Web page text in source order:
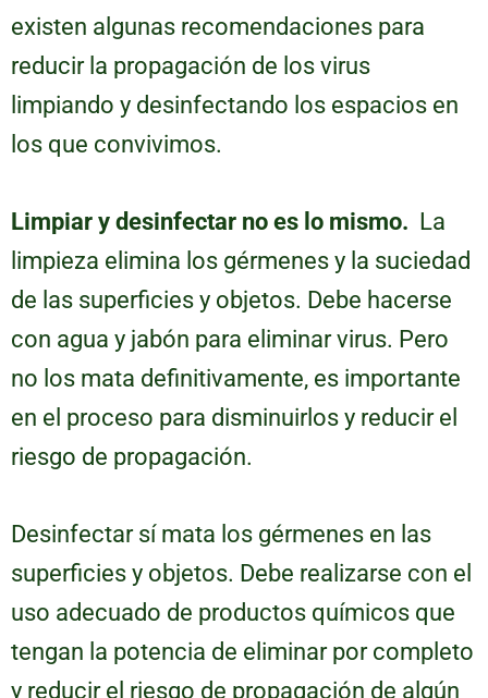
existen algunas recomendaciones para
reducir la propagación de los virus
limpiando y desinfectando los espacios en
los que convivimos.
Limpiar y desinfectar no es lo mismo. La
limpieza elimina los gérmenes y la suciedad
de las superficies y objetos. Debe hacerse
con agua y jabón para eliminar virus. Pero
no los mata definitivamente, es importante
en el proceso para disminuirlos y reducir el
riesgo de propagación.
Desinfectar sí mata los gérmenes en las
superficies y objetos. Debe realizarse con el
uso adecuado de productos químicos que
tengan la potencia de eliminar por completo
y reducir el riesgo de propagación de algún